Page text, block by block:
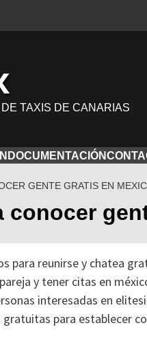
TAXIS DE CANARIAS
DOCUMENTACIÓN
GENTE GRATIS EN
conocer
para reunirse y chatea
y tener citas en
interesadas en
gratuitas para establecer